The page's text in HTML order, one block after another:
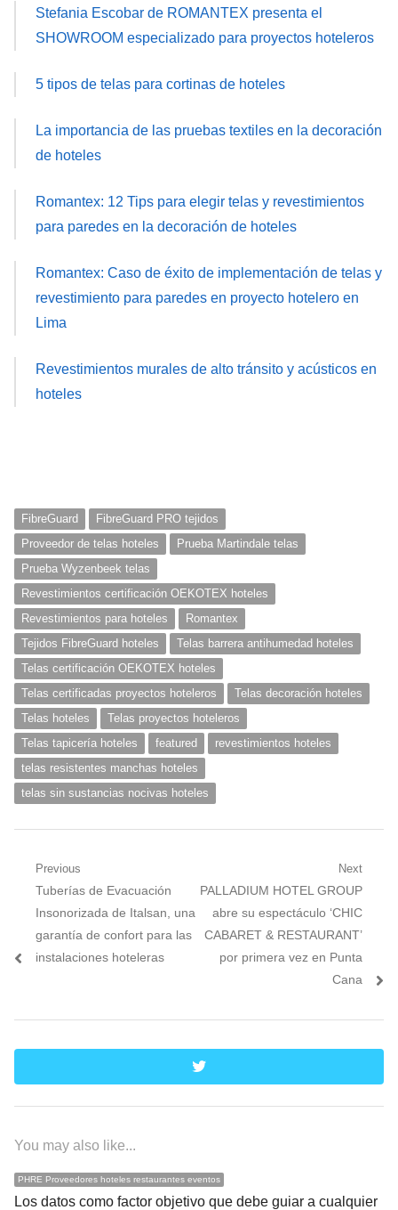
Stefania Escobar de ROMANTEX presenta el
SHOWROOM especializado para proyectos hoteleros
5 tipos de telas para cortinas de hoteles
La importancia de las pruebas textiles en la decoración
de hoteles
Romantex: 12 Tips para elegir telas y revestimientos
para paredes en la decoración de hoteles
Romantex: Caso de éxito de implementación de telas y
revestimiento para paredes en proyecto hotelero en
Lima
Revestimientos murales de alto tránsito y acústicos en
hoteles
FibreGuard
FibreGuard PRO tejidos
Proveedor de telas hoteles
Prueba Martindale telas
Prueba Wyzenbeek telas
Revestimientos certificación OEKOTEX hoteles
Revestimientos para hoteles
Romantex
Tejidos FibreGuard hoteles
Telas barrera antihumedad hoteles
Telas certificación OEKOTEX hoteles
Telas certificadas proyectos hoteleros
Telas decoración hoteles
Telas hoteles
Telas proyectos hoteleros
Telas tapicería hoteles
featured
revestimientos hoteles
telas resistentes manchas hoteles
telas sin sustancias nocivas hoteles
Navegación
entradas
Previous
Previous
post:
Tuberías de Evacuación
Insonorizada de Italsan, una
garantía de confort para las
instalaciones hoteleras
Next
Next
post:
PALLADIUM HOTEL GROUP
abre su espectáculo ‘CHIC
CABARET & RESTAURANT’
por primera vez en Punta
Cana
twitter
You may also like...
PHRE Proveedores hoteles restaurantes eventos
Los datos como factor objetivo que debe guiar a cualquier